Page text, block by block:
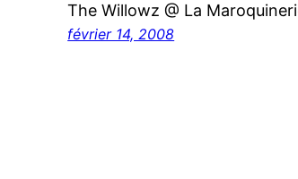
The Willowz @ La
février 14, 2008